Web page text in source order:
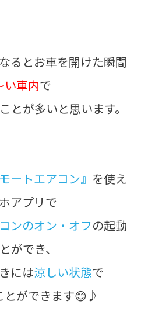
るとお車を開けた瞬間
い車内で
とが多いと思います。
ートエアコン』 を使え
アプリで
ンのオン・オフの起動
ができ、
には涼しい状態で
とができます😊♪